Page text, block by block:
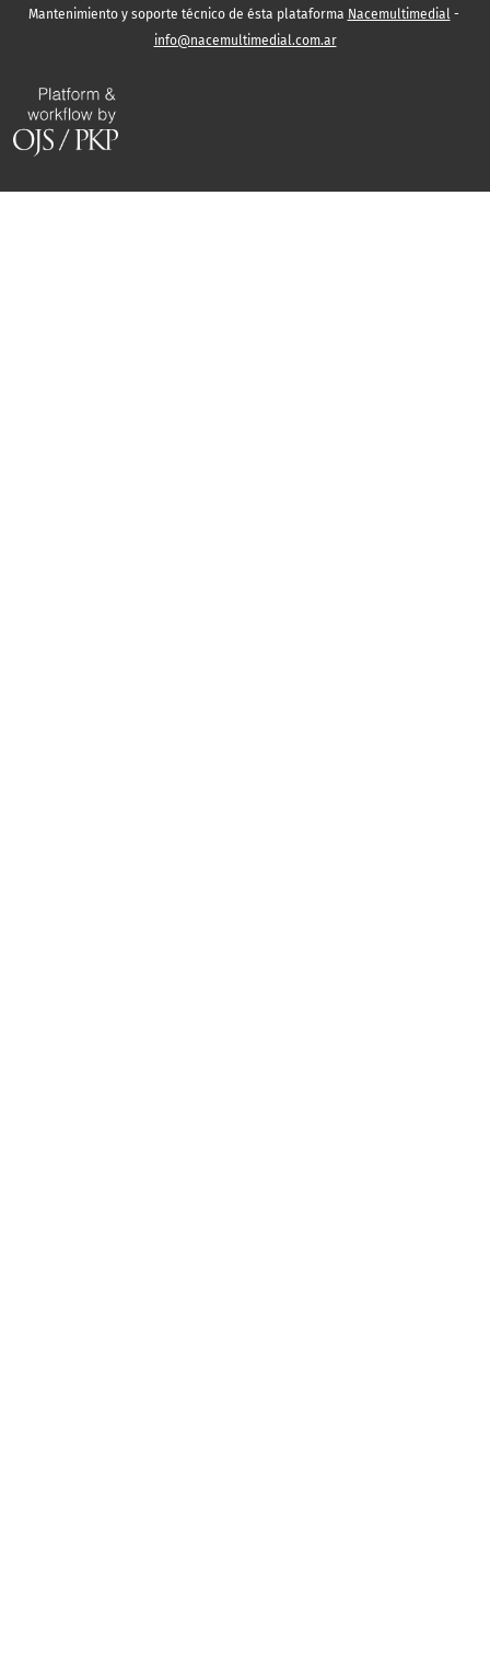
Mantenimiento y soporte técnico de ésta plataforma Nacemultimedial-
info@nacemultimedial.com.ar